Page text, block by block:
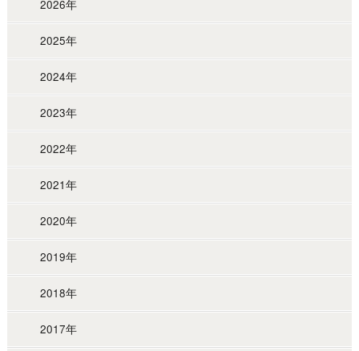
2026年
2025年
2024年
2023年
2022年
2021年
2020年
2019年
2018年
2017年